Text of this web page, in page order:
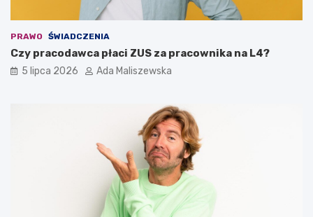
PRAWO ŚWIADCZENIA
Czy pracodawca płaci ZUS za pracownika na L4?
5 lipca 2026 Ada Maliszewska